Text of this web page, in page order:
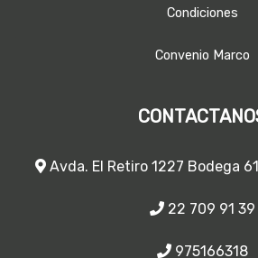
Condiciones
Convenio Marco
Avda. El Retiro 1227 Bodega
22 709 91 39
975166318